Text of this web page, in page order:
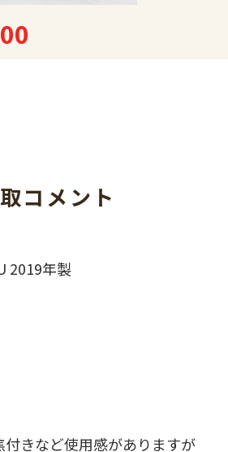
コメント
2019年製
きなど使用感がありますが